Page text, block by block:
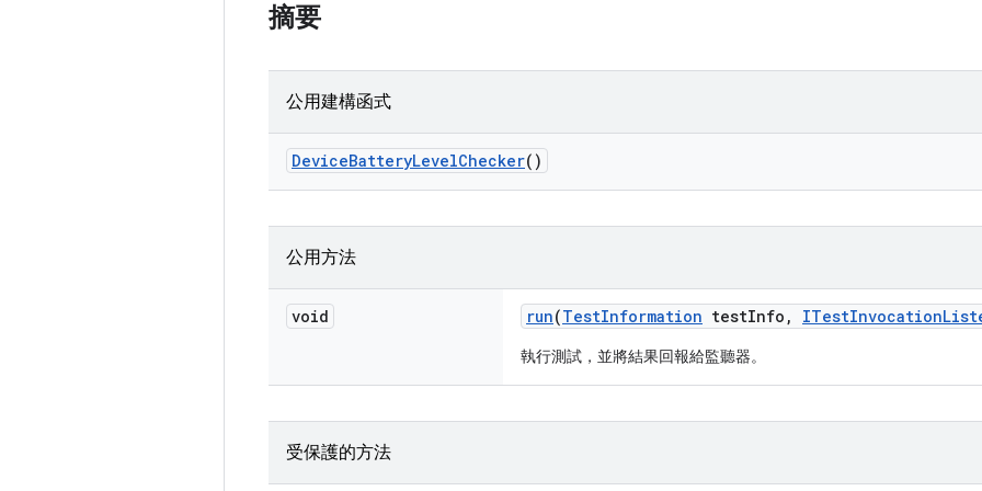
摘要
公用建構函式
DeviceBatteryLevelChecker()
公用方法
void run(TestInformation testInfo , ITestInvocation
執行測試，並將結果回報給監聽器。
受保護的方法